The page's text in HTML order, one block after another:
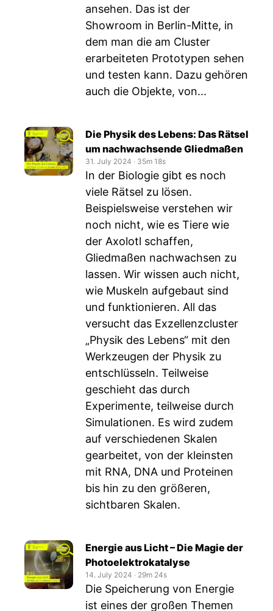
ansehen. Das ist der
Showroom in Berlin-Mitte, in
dem man die am Cluster
erarbeiteten Prototypen sehen
und testen kann. Dazu gehören
auch die Objekte, von...
Die Physik des Lebens: Das Rätsel
um nachwachsende Gliedmaßen
31. July 2024 ‧ 35m 18s
In der Biologie gibt es noch
viele Rätsel zu lösen.
Beispielsweise verstehen wir
noch nicht, wie es Tiere wie
der Axolotl schaffen,
Gliedmaßen nachwachsen zu
lassen. Wir wissen auch nicht,
wie Muskeln aufgebaut sind
und funktionieren. All das
versucht das Exzellenzcluster
„Physik des Lebens“ mit den
Werkzeugen der Physik zu
entschlüsseln. Teilweise
geschieht das durch
Experimente, teilweise durch
Simulationen. Es wird zudem
auf verschiedenen Skalen
gearbeitet, von der kleinsten
mit RNA, DNA und Proteinen
bis hin zu den größeren,
sichtbaren Skalen.
Energie aus Licht – Die Magie der
Photoelektrokatalyse
14. July 2024 ‧ 29m 24s
Die Speicherung von Energie
ist eines der großen Themen